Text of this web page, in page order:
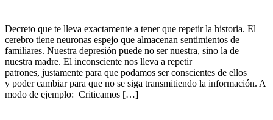
Decreto que te lleva exactamente a tener que repetir la historia. El
cerebro tiene neuronas espejo que almacenan sentimientos de
familiares. Nuestra depresión puede no ser nuestra, sino la de
nuestra madre. El inconsciente nos lleva a repetir
patrones, justamente para que podamos ser conscientes de ellos
y poder cambiar para que no se siga transmitiendo la información. A
modo de ejemplo: Criticamos […]